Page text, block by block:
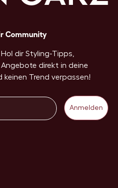
Community
dir Styling-Tipps,
direkt in deine
keinen Trend verpassen!
Anmelden